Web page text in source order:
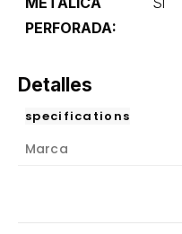
PERFORADA:
Detalles
specifications
Marca